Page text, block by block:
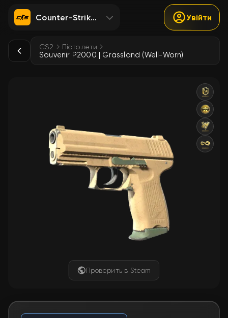
Counter-Strike 2 Увійти
CS2 Пістолети
Souvenir P2000 | Grassland (Well-Worn)
Проверить в Steam